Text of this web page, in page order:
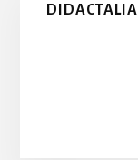
DIDACTALIA